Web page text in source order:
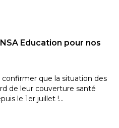
Education pour nos
que la situation des
de leur couverture santé
le 1er juillet !…